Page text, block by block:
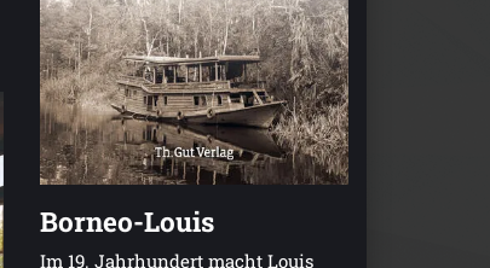
Borneo-Louis
Im 19. Jahrhundert macht Louis